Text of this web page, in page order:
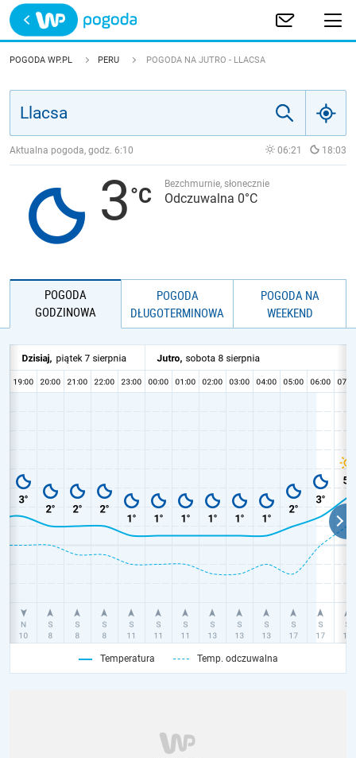
Trwa ładowanie
POLSKA
JAKOŚĆ POWIETRZA
POGODA WP.PL PERU POGODA NA JUTRO - LLACSA
Aktualna pogoda, godz. 6:10 06:21 18:03
3 Bezchmurnie, słonecznie
Odczuwalna 0°C
POGODA
GODZINOWA
POGODA
DŁUGOTERMINOWA
POGODA NA
WEEKEND
Temperatura Temp. odczuwalna